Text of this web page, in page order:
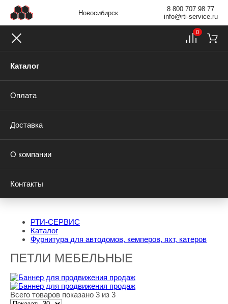
Новосибирск
8 800 707 98 77
info@rti-service.ru
Каталог
Оплата
Доставка
О компании
Контакты
0
РТИ-СЕРВИС
Каталог
Фурнитура для автодомов, кемперов, яхт, катеров
ПЕТЛИ МЕБЕЛЬНЫЕ
Всего товаров показано 3 из 3